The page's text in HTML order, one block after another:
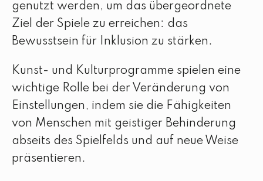
genutzt werden, um das übergeordnete
Ziel der Spiele zu erreichen: das
Bewusstsein für Inklusion zu stärken.
Kunst- und Kulturprogramme spielen eine
wichtige Rolle bei der Veränderung von
Einstellungen, indem sie die Fähigkeiten
von Menschen mit geistiger Behinderung
abseits des Spielfelds und auf neue Weise
präsentieren.